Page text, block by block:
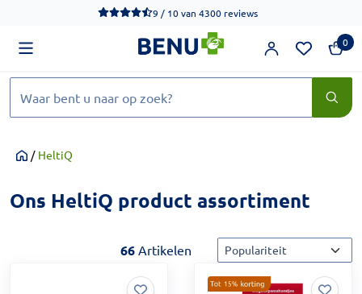
We werken momenteel hard aan het verbeteren van de
9 / 10van 4300 reviews
0
Home
/ HeltiQ
Ons HeltiQ product assortiment
66 Artikelen Sorteermethode